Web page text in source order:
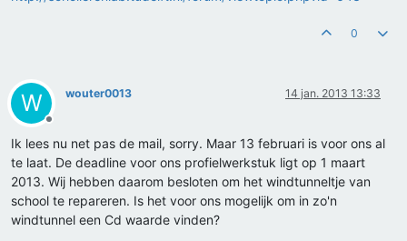
0
W
Offline
wouter0013 14 jan. 2013 13:33
Ik lees nu net pas de mail, sorry. Maar 13 februari is voor ons al
te laat. De deadline voor ons profielwerkstuk ligt op 1 maart
2013. Wij hebben daarom besloten om het windtunneltje van
school te repareren. Is het voor ons mogelijk om in zo'n
windtunnel een Cd waarde vinden?